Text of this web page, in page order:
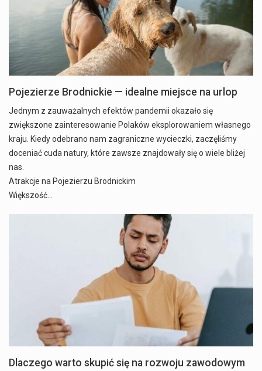
Pojezierze Brodnickie — idealne miejsce na urlop
Jednym z zauważalnych efektów pandemii okazało się
zwiększone zainteresowanie Polaków eksplorowaniem własnego
kraju. Kiedy odebrano nam zagraniczne wycieczki, zaczęliśmy
doceniać cuda natury, które zawsze znajdowały się o wiele bliżej
nas.
Atrakcje na Pojezierzu Brodnickim
Większość…
Dlaczego warto skupić się na rozwoju zawodowym